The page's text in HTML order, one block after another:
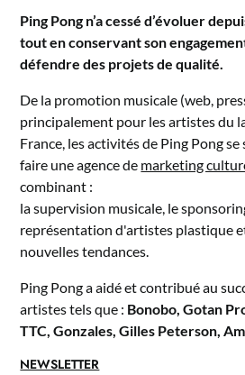
Ping Pong n’a cessé d’évoluer
tout en conservant son
défendre des projets de qualité.
De la promotion musicale (web,
principalement pour les artistes du
France, les activités de Ping Pong
faire une agence de marketing
combinant :
la supervision musicale, le
représentation d'artistes plastique
nouvelles tendances.
Ping Pong a aidé et contribué au
artistes tels que : Bonobo, Gotan
TTC, Gonzales, Gilles Peterson,
NEWSLETTER